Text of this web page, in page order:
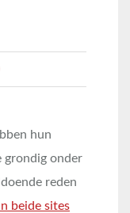
hun
grondig onder
reden
beide sites